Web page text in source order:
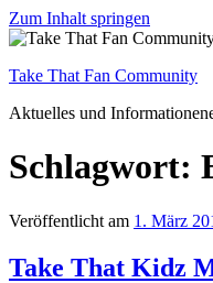
Zum Inhalt springen
Take That Fan Community
Aktuelles und
Schlagwort:
Veröffentlicht am 1. März
Take That Kidz